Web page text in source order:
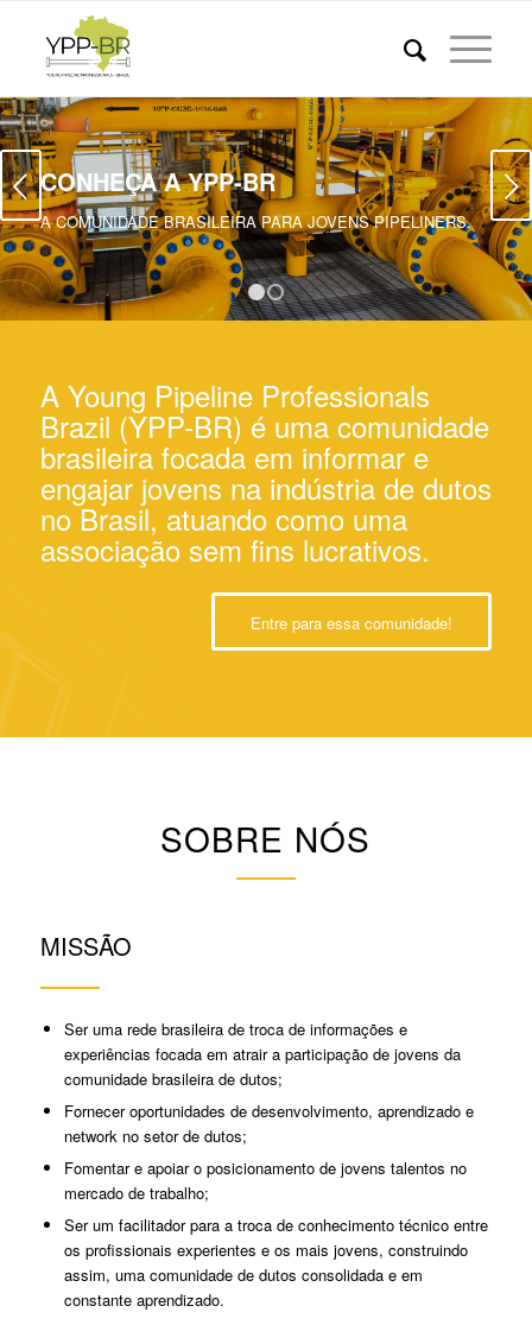
CONHEÇA A YPP-BR
A COMUNIDADE BRASILEIRA PARA JOVENS PIPELINERS.
Próximo
1 2
A Young Pipeline Professionals
Brazil (YPP-BR) é uma comunidade
brasileira focada em informar e
engajar jovens na indústria de dutos
no Brasil, atuando como uma
associação sem fins lucrativos.
Entre para essa comunidade!
SOBRE NÓS
MISSÃO
Ser uma rede brasileira de troca de informações e
experiências focada em atrair a participação de jovens da
comunidade brasileira de dutos;
Fornecer oportunidades de desenvolvimento, aprendizado e
network no setor de dutos;
Fomentar e apoiar o posicionamento de jovens talentos no
mercado de trabalho;
Ser um facilitador para a troca de conhecimento técnico entre
os profissionais experientes e os mais jovens, construindo
assim, uma comunidade de dutos consolidada e em
constante aprendizado.